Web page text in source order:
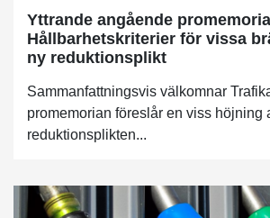
Yttrande angående
Hållbarhetskriterier för vissa
ny reduktionsplikt
Sammanfattningsvis välkomnar
promemorian föreslår en viss höjning
reduktionsplikten...